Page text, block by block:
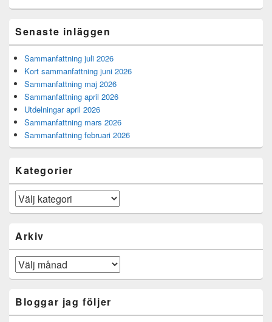
Senaste inläggen
Sammanfattning juli 2026
Kort sammanfattning juni 2026
Sammanfattning maj 2026
Sammanfattning april 2026
Utdelningar april 2026
Sammanfattning mars 2026
Sammanfattning februari 2026
Kategorier
Kategorier
Arkiv
Arkiv
Bloggar jag följer